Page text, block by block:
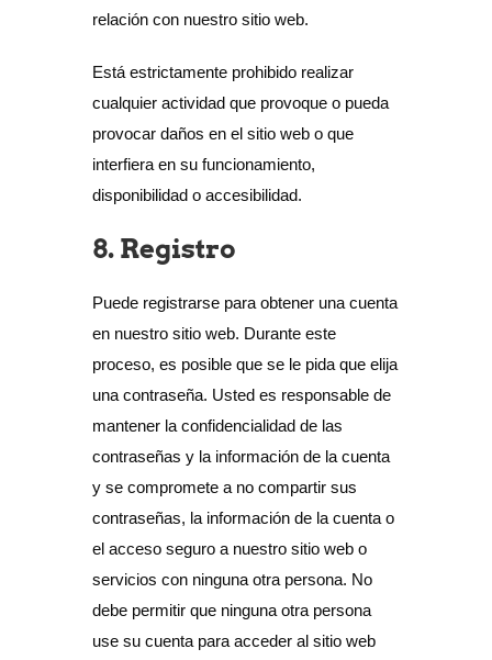
relación con nuestro sitio web.
Está estrictamente prohibido realizar
cualquier actividad que provoque o pueda
provocar daños en el sitio web o que
interfiera en su funcionamiento,
disponibilidad o accesibilidad.
8. Registro
Puede registrarse para obtener una cuenta
en nuestro sitio web. Durante este
proceso, es posible que se le pida que elija
una contraseña. Usted es responsable de
mantener la confidencialidad de las
contraseñas y la información de la cuenta
y se compromete a no compartir sus
contraseñas, la información de la cuenta o
el acceso seguro a nuestro sitio web o
servicios con ninguna otra persona. No
debe permitir que ninguna otra persona
use su cuenta para acceder al sitio web